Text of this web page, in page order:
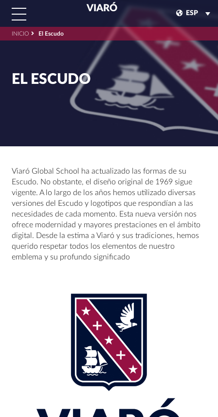
VIARÓ
ESP
INICIO El Escudo
EL ESCUDO
Viaró Global School ha actualizado las formas de su
Escudo. No obstante, el diseño original de 1969 sigue
vigente. A lo largo de los años hemos utilizado diversas
versiones del Escudo y logotipos que respondían a las
necesidades de cada momento. Esta nueva versión nos
ofrece modernidad y mayores prestaciones en el ámbito
digital. Desde la estima a Viaró y sus tradiciones, hemos
querido respetar todos los elementos de nuestro
emblema y su profundo significado